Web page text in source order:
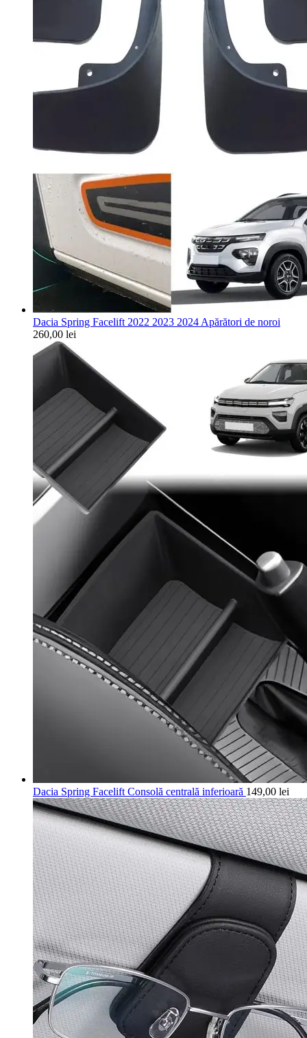
Dacia Spring Facelift 2022 2023 2024 Apărători de noroi
260,00 lei
Dacia Spring Facelift Consolă centrală inferioară 149,00 lei